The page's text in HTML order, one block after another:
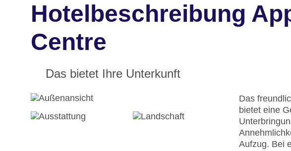
Hotelbeschreibung
Centre
Das bietet Ihre Unterkunft
Das
bietet eine
Aufzug. Bei